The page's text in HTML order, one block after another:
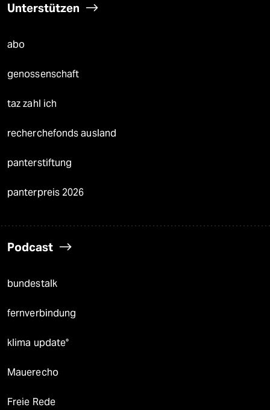
Unterstützen
abo
genossenschaft
taz zahl ich
recherchefonds ausland
panterstiftung
panterpreis 2026
Podcast
bundestalk
fernverbindung
klima update°
Mauerecho
Freie Rede